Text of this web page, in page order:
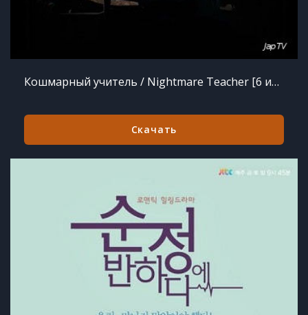
Кошмарный учитель / Nightmare Teacher [6 из 12] (2016) HDTVRip 1080р
Скачать